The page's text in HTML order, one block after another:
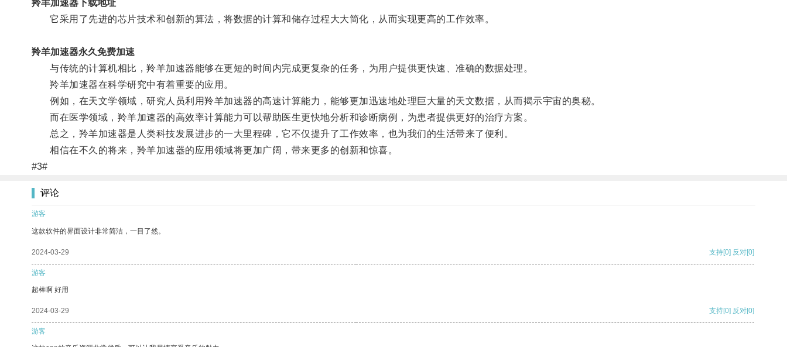
羚羊加速器下载地址
它采用了先进的芯片技术和创新的算法，将数据的计算和储存过程大大简化，从而实现更高的工作效率。
羚羊加速器永久免费加速
与传统的计算机相比，羚羊加速器能够在更短的时间内完成更复杂的任务，为用户提供更快速、准确的数据处理。
羚羊加速器在科学研究中有着重要的应用。
例如，在天文学领域，研究人员利用羚羊加速器的高速计算能力，能够更加迅速地处理巨大量的天文数据，从而揭示宇宙的奥秘。
而在医学领域，羚羊加速器的高效率计算能力可以帮助医生更快地分析和诊断病例，为患者提供更好的治疗方案。
总之，羚羊加速器是人类科技发展进步的一大里程碑，它不仅提升了工作效率，也为我们的生活带来了便利。
相信在不久的将来，羚羊加速器的应用领域将更加广阔，带来更多的创新和惊喜。
#3#
评论
游客
这款软件的界面设计非常简洁，一目了然。
2024-03-29 支持[0] 反对[0]
游客
超棒啊 好用
2024-03-29 支持[0] 反对[0]
游客